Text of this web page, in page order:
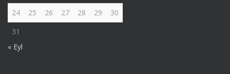
24
25 26 27 28 29
30
31
« Eyl